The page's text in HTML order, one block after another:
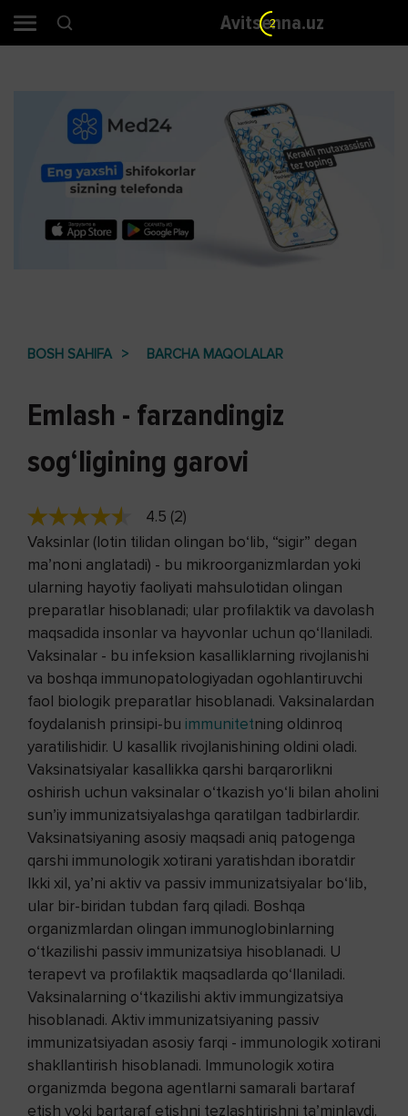
Avitsenna.uz
BOSH SAHIFA BARCHA MAQOLALAR
Emlash - farzandingiz
sog‘ligining garovi
4.5 (2)
Vaksinlar (lotin tilidan olingan bo‘lib, “sigir” degan
ma’noni anglatadi) - bu mikroorganizmlardan yoki
ularning hayotiy faoliyati mahsulotidan olingan
preparatlar hisoblanadi; ular profilaktik va davolash
maqsadida insonlar va hayvonlar uchun qo‘llaniladi.
Vaksinalar - bu infeksion kasalliklarning rivojlanishi
va boshqa immunopatologiyadan ogohlantiruvchi
faol biologik preparatlar hisoblanadi. Vaksinalardan
foydalanish prinsipi-bu immunitetning oldinroq
yaratilishidir. U kasallik rivojlanishining oldini oladi.
Vaksinatsiyalar kasallikka qarshi barqarorlikni
oshirish uchun vaksinalar o‘tkazish yo‘li bilan aholini
sun’iy immunizatsiyalashga qaratilgan tadbirlardir.
Vaksinatsiyaning asosiy maqsadi aniq patogenga
qarshi immunologik xotirani yaratishdan iboratdir
Ikki xil, ya’ni aktiv va passiv immunizatsiyalar bo‘lib,
ular bir-biridan tubdan farq qiladi. Boshqa
organizmlardan olingan immunoglobinlarning
o‘tkazilishi passiv immunizatsiya hisoblanadi. U
terapevt va profilaktik maqsadlarda qo‘llaniladi.
Vaksinalarning o‘tkazilishi aktiv immungizatsiya
hisoblanadi. Aktiv immunizatsiyaning passiv
immunizatsiyadan asosiy farqi - immunologik xotirani
shakllantirish hisoblanadi. Immunologik xotira
organizmda begona agentlarni samarali bartaraf
etish yoki bartaraf etishni tezlashtirishni ta’minlaydi.
2